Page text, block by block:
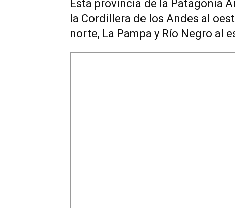
Esta provincia de la Patagonia
la Cordillera de los Andes al
norte, La Pampa y Río Negro al